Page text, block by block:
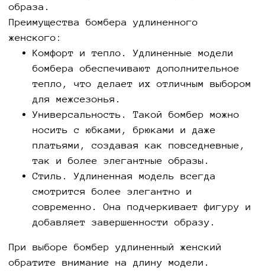
образа.
Преимущества бомбера удлиненного
женского:
Комфорт и тепло. Удлиненные модели
бомбера обеспечивают дополнительное
тепло, что делает их отличным выбором
для межсезонья.
Универсальность. Такой бомбер можно
носить с юбками, брюками и даже
платьями, создавая как повседневные,
так и более элегантные образы.
Стиль. Удлиненная модель всегда
смотрится более элегантно и
современно. Она подчеркивает фигуру и
добавляет завершенности образу.
При выборе бомбер удлиненный женский
обратите внимание на длину модели.